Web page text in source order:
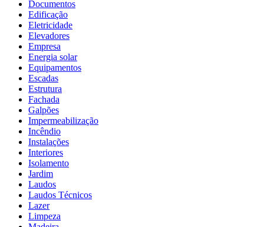
Documentos
Edificação
Eletricidade
Elevadores
Empresa
Energia solar
Equipamentos
Escadas
Estrutura
Fachada
Galpões
Impermeabilização
Incêndio
Instalações
Interiores
Isolamento
Jardim
Laudos
Laudos Técnicos
Lazer
Limpeza